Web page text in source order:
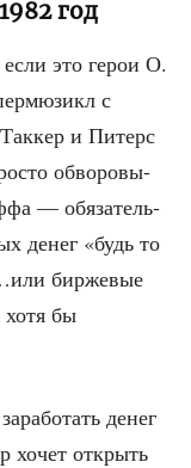
год
это герои О.
с
и Питерс
обво­ро­вы­
— обя­за­тель­
денег «будь то
бир­же­вые
бы
денег
хочет открыть